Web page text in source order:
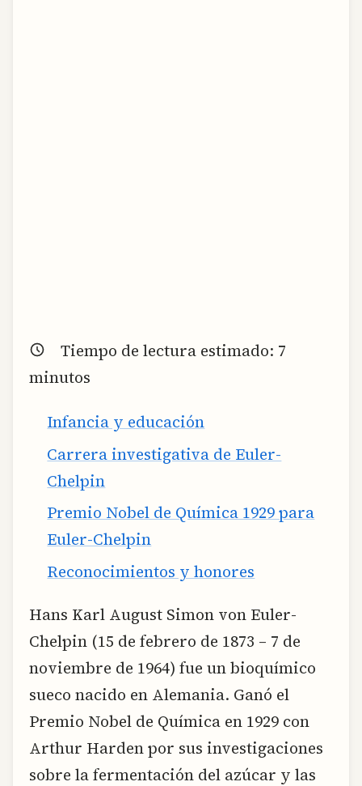
Tiempo de lectura estimado: 7
minutos
Infancia y educación
Carrera investigativa de Euler-
Chelpin
Premio Nobel de Química 1929 para
Euler-Chelpin
Reconocimientos y honores
Hans Karl August Simon von Euler-
Chelpin (15 de febrero de 1873 – 7 de
noviembre de 1964) fue un bioquímico
sueco nacido en Alemania. Ganó el
Premio Nobel de Química en 1929 con
Arthur Harden por sus investigaciones
sobre la fermentación del azúcar y las